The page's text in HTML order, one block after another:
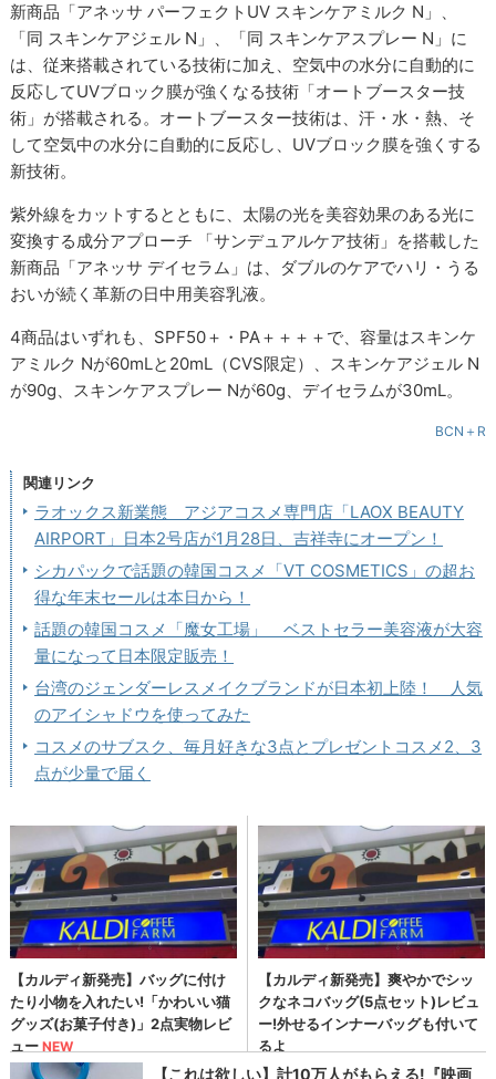
新商品「アネッサ パーフェクトUV スキンケアミルク N」、
「同 スキンケアジェル N」、「同 スキンケアスプレー N」に
は、従来搭載されている技術に加え、空気中の水分に自動的に
反応してUVブロック膜が強くなる技術「オートブースター技
術」が搭載される。オートブースター技術は、汗・水・熱、そ
して空気中の水分に自動的に反応し、UVブロック膜を強くする
新技術。
紫外線をカットするとともに、太陽の光を美容効果のある光に
変換する成分アプローチ 「サンデュアルケア技術」を搭載した
新商品「アネッサ デイセラム」は、ダブルのケアでハリ・うる
おいが続く革新の日中用美容乳液。
4商品はいずれも、SPF50＋・PA＋＋＋＋で、容量はスキンケ
アミルク Nが60mLと20mL（CVS限定）、スキンケアジェル N
が90g、スキンケアスプレー Nが60g、デイセラムが30mL。
BCN＋R
関連リンク
ラオックス新業態 アジアコスメ専門店「LAOX BEAUTY
AIRPORT」日本2号店が1月28日、吉祥寺にオープン！
シカパックで話題の韓国コスメ「VT COSMETICS」の超お
得な年末セールは本日から！
話題の韓国コスメ「魔女工場」 ベストセラー美容液が大容
量になって日本限定販売！
台湾のジェンダーレスメイクブランドが日本初上陸！ 人気
のアイシャドウを使ってみた
コスメのサブスク、毎月好きな3点とプレゼントコスメ2、3
点が少量で届く